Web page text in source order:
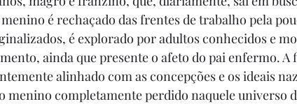
é rechaçado das frentes de trabalho pela
é explorado por adultos conhecidos e
ainda que presente o afeto do pai enfermo. A
alinhado com as concepções e os ideais
menino completamente perdido naquele universo